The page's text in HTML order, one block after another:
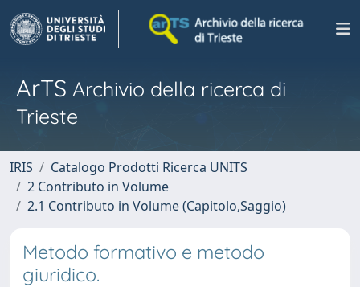
ArTS Archivio della ricerca di
Trieste
IRIS
Catalogo Prodotti Ricerca UNITS
2 Contributo in Volume
2.1 Contributo in Volume (Capitolo,Saggio)
Metodo formativo e metodo
giuridico.